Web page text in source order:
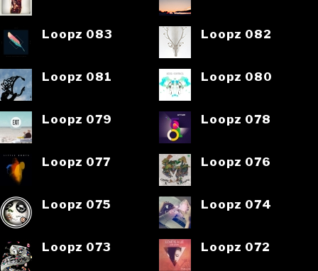
Loopz 083 Loopz 082
Loopz 081 Loopz 080
Loopz 079 Loopz 078
Loopz 077 Loopz 076
Loopz 075 Loopz 074
Loopz 073 Loopz 072